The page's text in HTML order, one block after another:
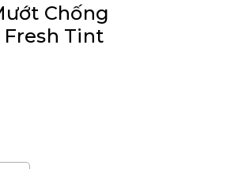
Chống
Fresh Tint